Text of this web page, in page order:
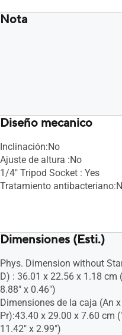
Nota
Diseño mecanico
Inclinación:No
Ajuste de altura :No
1/4" Tripod Socket : Yes
Tratamiento
Dimensiones (Esti.)
Phys. Dimension without
D) : 36.01 x 22.56 x 1.18 cm
8.88" x 0.46")
Dimensiones de la caja (An
Pr):43.40 x 29.00 x 7.60 cm
11.42" x 2.99")